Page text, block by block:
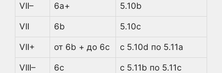
VII– 6a+ 5.10b
VII 6b 5.10c
VII+ от 6b + до 6c с 5.10d по 5.11a
VIII– 6c с 5.11b по 5.11c